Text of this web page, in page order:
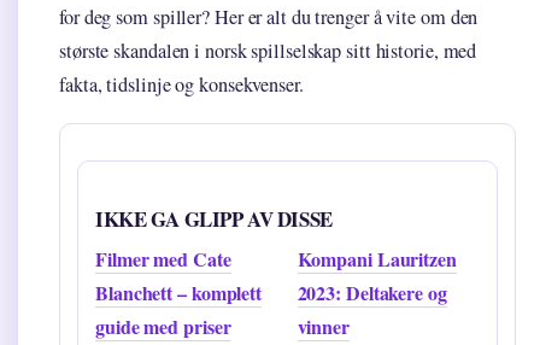
for deg som spiller? Her er alt du trenger å vite om den
største skandalen i norsk spillselskap sitt historie, med
fakta, tidslinje og konsekvenser.
IKKE GA GLIPP AV DISSE
Filmer med Cate
Blanchett – komplett
guide med priser
Kompani Lauritzen
2023: Deltakere og
vinner